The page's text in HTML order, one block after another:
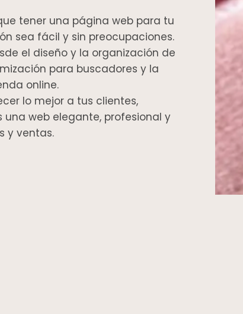
que tener una página web para tu
sea fácil y sin preocupaciones.
el diseño y la organización de
para buscadores y la
online.
lo mejor a tus clientes,
web elegante, profesional y
y ventas.